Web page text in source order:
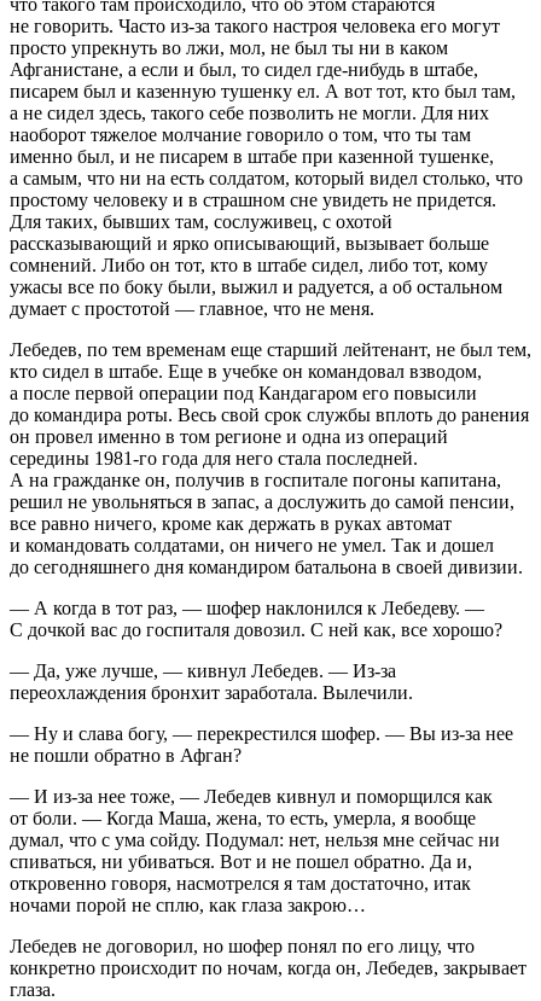
не говорить. Часто из-за такого настроя человека его могут
просто упрекнуть во лжи, мол, не был ты ни в каком
Афганистане, а если и был, то сидел где-нибудь в штабе,
писарем был и казенную тушенку ел. А вот тот, кто был там,
а не сидел здесь, такого себе позволить не могли. Для них
наоборот тяжелое молчание говорило о том, что ты там
именно был, и не писарем в штабе при казенной тушенке,
а самым, что ни на есть солдатом, который видел столько, что
простому человеку и в страшном сне увидеть не придется.
Для таких, бывших там, сослуживец, с охотой
рассказывающий и ярко описывающий, вызывает больше
сомнений. Либо он тот, кто в штабе сидел, либо тот, кому
ужасы все по боку были, выжил и радуется, а об остальном
думает с простотой — главное, что не меня.
Лебедев, по тем временам еще старший лейтенант, не был тем,
кто сидел в штабе. Еще в учебке он командовал взводом,
а после первой операции под Кандагаром его повысили
до командира роты. Весь свой срок службы вплоть до ранения
он провел именно в том регионе и одна из операций
середины 1981-го года для него стала последней.
А на гражданке он, получив в госпитале погоны капитана,
решил не увольняться в запас, а дослужить до самой пенсии,
все равно ничего, кроме как держать в руках автомат
и командовать солдатами, он ничего не умел. Так и дошел
до сегодняшнего дня командиром батальона в своей дивизии.
— А когда в тот раз, — шофер наклонился к Лебедеву. —
С дочкой вас до госпиталя довозил. С ней как, все хорошо?
— Да, уже лучше, — кивнул Лебедев. — Из-за
переохлаждения бронхит заработала. Вылечили.
— Ну и слава богу, — перекрестился шофер. — Вы из-за нее
не пошли обратно в Афган?
— И из-за нее тоже, — Лебедев кивнул и поморщился как
от боли. — Когда Маша, жена, то есть, умерла, я вообще
думал, что с ума сойду. Подумал: нет, нельзя мне сейчас ни
спиваться, ни убиваться. Вот и не пошел обратно. Да и,
откровенно говоря, насмотрелся я там достаточно, итак
ночами порой не сплю, как глаза закрою…
Лебедев не договорил, но шофер понял по его лицу, что
конкретно происходит по ночам, когда он, Лебедев, закрывает
глаза.